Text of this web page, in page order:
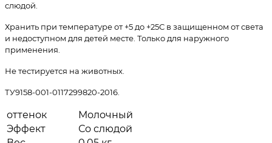
слюдой.
Хранить при температуре от +5 до +25С в защищенном от света
и недоступном для детей месте. Только для наружного
применения.
Не тестируется на животных.
ТУ9158-001-0117299820-2016.
оттенок
Молочный
Эффект
Со слюдой